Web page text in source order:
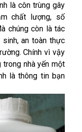
là côn trùng gây
chất lượng, số
chúng còn là tác
an toàn thực
Chính vì vậy
nhà yến một
là thông tin bạn